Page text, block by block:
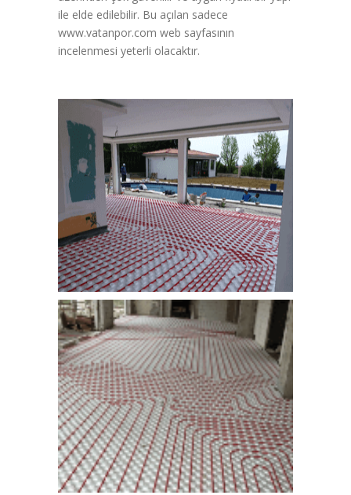
ile elde edilebilir. Bu açılan sadece
www.vatanpor.com web sayfasının
incelenmesi yeterli olacaktır.